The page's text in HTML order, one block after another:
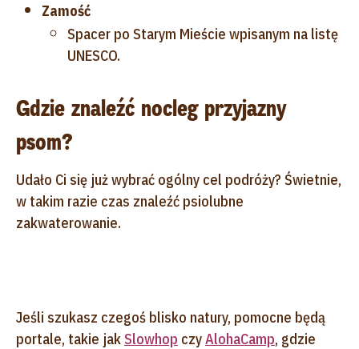
Zamość
Spacer po Starym Mieście wpisanym na listę
UNESCO.
Gdzie znaleźć nocleg przyjazny
psom?
Udało Ci się już wybrać ogólny cel podróży? Świetnie,
w takim razie czas znaleźć psiolubne
zakwaterowanie.
Jeśli szukasz czegoś blisko natury, pomocne będą
portale, takie jak Slowhop czyAlohaCamp, gdzie